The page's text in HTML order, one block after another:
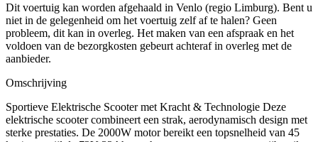
Dit voertuig kan worden afgehaald in Venlo (regio Limburg). Bent u
niet in de gelegenheid om het voertuig zelf af te halen? Geen
probleem, dit kan in overleg. Het maken van een afspraak en het
voldoen van de bezorgkosten gebeurt achteraf in overleg met de
aanbieder.
Omschrijving
Sportieve Elektrische Scooter met Kracht & Technologie Deze
elektrische scooter combineert een strak, aerodynamisch design met
sterke prestaties. De 2000W motor bereikt een topsnelheid van 45